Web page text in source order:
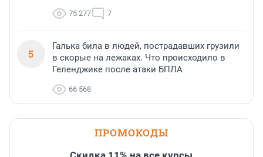
75 277 7
5
Галька била в людей, пострадавших грузили
в скорые на лежаках. Что происходило в
Геленджике после атаки БПЛА
66 568
ПРОМОКОДЫ